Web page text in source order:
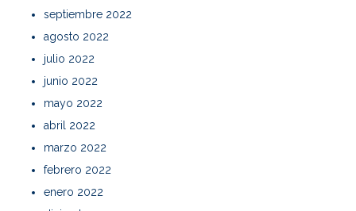
septiembre 2022
agosto 2022
julio 2022
junio 2022
mayo 2022
abril 2022
marzo 2022
febrero 2022
enero 2022